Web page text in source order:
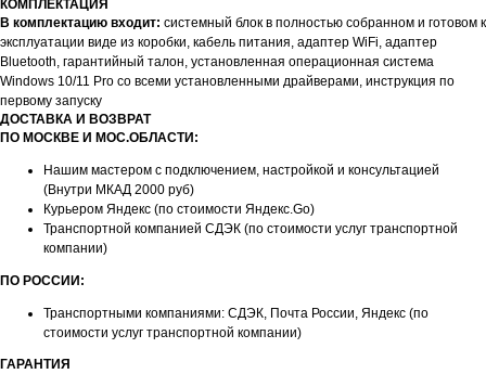
КОМПЛЕКТАЦИЯ
В комплектацию входит: системный блок в полностью собранном и готовом к
эксплуатации виде из коробки, кабель питания, адаптер WiFi, адаптер
Bluetooth, гарантийный талон, установленная операционная система
Windows 10/11 Pro со всеми установленными драйверами, инструкция по
первому запуску
ДОСТАВКА И ВОЗВРАТ
ПО МОСКВЕ И МОС.ОБЛАСТИ:
Нашим мастером с подключением, настройкой и консультацией
(Внутри МКАД 2000 руб)
Курьером Яндекс (по стоимости Яндекс.Go)
Транспортной компанией СДЭК (по стоимости услуг транспортной
компании)
ПО РОССИИ:
Транспортными компаниями: СДЭК, Почта России, Яндекс (по
стоимости услуг транспортной компании)
ГАРАНТИЯ